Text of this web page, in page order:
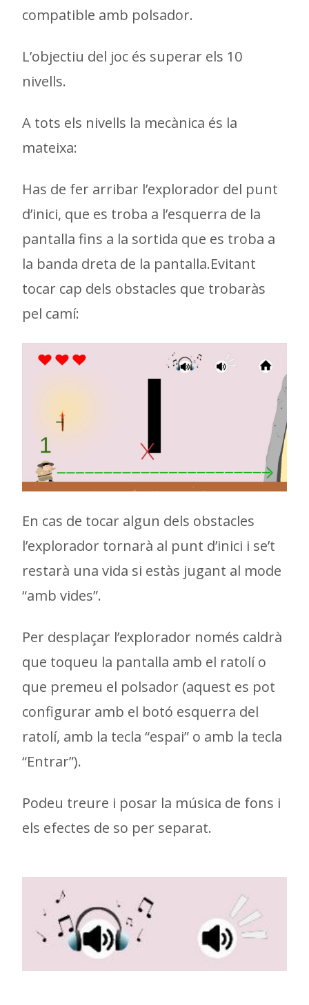
compatible amb polsador.
L’objectiu del joc és superar els 10
nivells.
A tots els nivells la mecànica és la
mateixa:
Has de fer arribar l’explorador del punt
d’inici, que es troba a l’esquerra de la
pantalla fins a la sortida que es troba a
la banda dreta de la pantalla.Evitant
tocar cap dels obstacles que trobaràs
pel camí:
En cas de tocar algun dels obstacles
l’explorador tornarà al punt d’inici i se’t
restarà una vida si estàs jugant al mode
“amb vides”.
Per desplaçar l’explorador només caldrà
que toqueu la pantalla amb el ratolí o
que premeu el polsador (aquest es pot
configurar amb el botó esquerra del
ratolí, amb la tecla “espai” o amb la tecla
“Entrar”).
Podeu treure i posar la música de fons i
els efectes de so per separat.